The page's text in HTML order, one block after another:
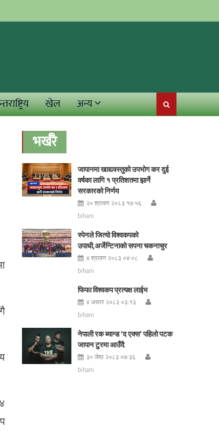
खेल अन्य
भर्खरै
जापानमा खाद्यवस्तुको उपभोग कर दुई
वर्षका लागि १ प्रतिशतमा झार्ने
सरकारको निर्णय
२० श्रावण २०८३ १७:५६
bihani
स्पेनले जित्यो विश्वकपको
उपाधी,अर्जेन्टिनाको सपना चकनाचुर
४ श्रावण २०८३ ०४:०८
bihani
फिफा विश्वकप प्रत्यक्ष लाईभ
४ असार २०८३ ०३:१३
bihani
नेपाली रक ब्यान्ड ‘द एक्स’ पहिलो पटक
जापान टुरमा आउँदै
३० जेष्ठ २०८३ ०७:३६
bihani